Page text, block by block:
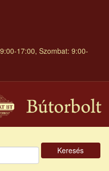
17:00, Szombat: 9:00-
Keresés